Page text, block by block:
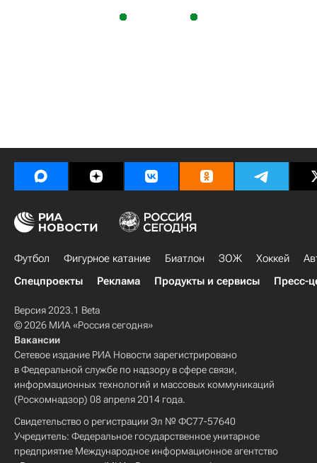
Футбол Фигурное катание Биатлон ЗОЖ Хоккей
Спецпроекты
Реклама Продукты и сервисы Пресс-
Версия 2023.1 Beta
© 2026 МИА «Россия сегодня»
Вакансии
Сетевое издание РИА Новости зарегистрировано
в Федеральной службе по надзору в сфере связи,
информационных технологий и массовых коммуникаций
(Роскомнадзор) 08 апреля 2014 года.
Свидетельство о регистрации Эл № ФС77-57640
Учредитель: Федеральное государственное унитарное
предприятие Международное информационное агентство